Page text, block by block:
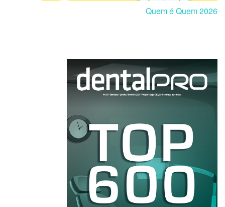
Quem é Quem 2026